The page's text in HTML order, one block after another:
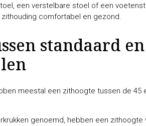
een verstelbare stoel of een
comfortabel en gezond.
standaard
meestal een zithoogte tussen de 45
genoemd, hebben een